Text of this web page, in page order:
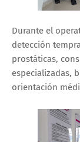
Durante el
detección
prostáticas,
especializadas,
orientación